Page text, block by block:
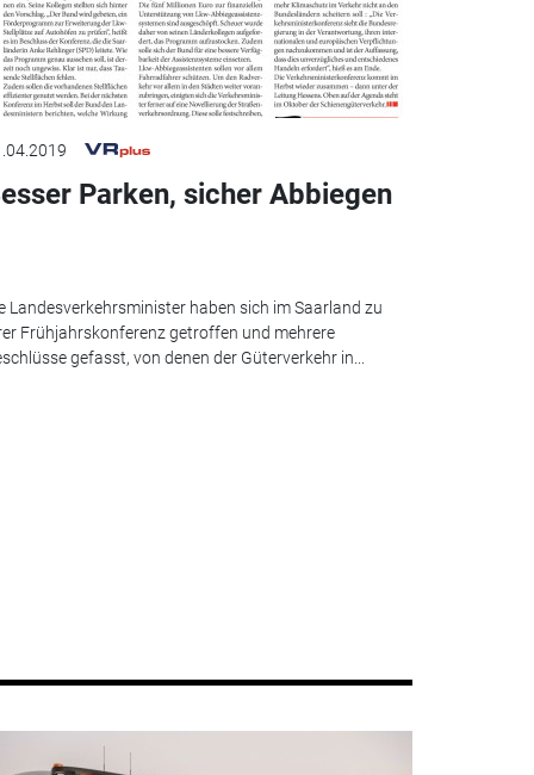
Parken, sicher Abbiegen
Landesverkehrsminister haben sich im Saarland zu
Frühjahrskonferenz getroffen und mehrere
gefasst, von denen der Güterverkehr in...